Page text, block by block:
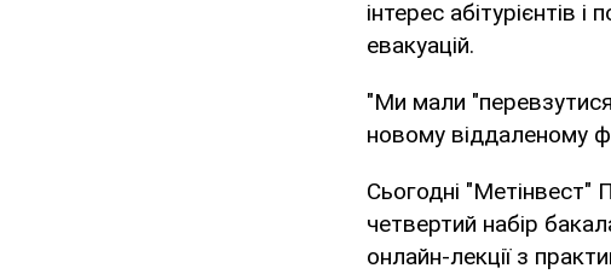
інтерес абітурієнтів
евакуацій.
"Ми мали
новому віддаленому
Сьогодні "Метінвест"
четвертий набір
онлайн-лекції з